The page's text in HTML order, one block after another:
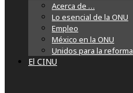
Acerca de …
Lo esencial de la ONU
Empleo
México en la ONU
Unidos para la reforma
El CINU